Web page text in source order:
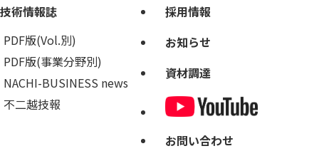
技術情報誌
PDF版(Vol.別)
PDF版(事業分野別)
NACHI-BUSINESS news
不二越技報
採用情報
お知らせ
資材調達
お問い合わせ